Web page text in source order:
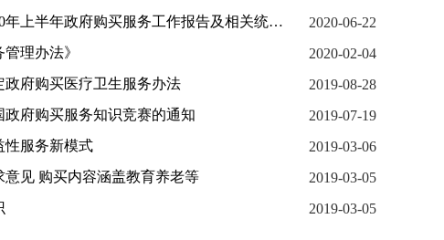
自治区财政厅关于报送2020年上半年政府购买服务工作报告及相关统计数据的通知
2020-06-22
理办法》
2020-02-04
府购买医疗卫生服务办法
2019-08-28
府购买服务知识竞赛的通知
2019-07-19
性服务新模式
2019-03-06
见 购买内容涵盖教育养老等
2019-03-05
2019-03-05